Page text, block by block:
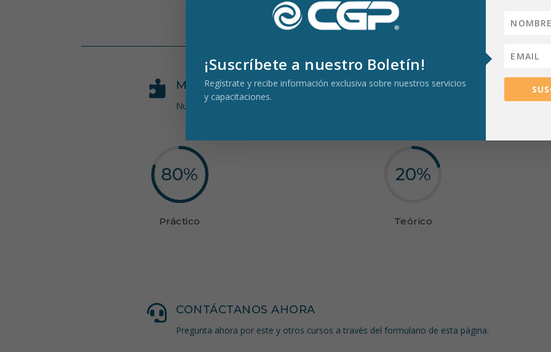
 METODOLOGÍA EN CADA CAPACITACIÓN
Nuestra metodología prioriza la práctica sobre la teoría,
80%
Práctico
20%
Teórico
 CONTÁCTANOS AHORA
Pregunta ahora por este y otros cursos a través del formulario de esta página.
¡Suscríbete a nuestro Boletín!
Regístrate y recibe información exclusiva sobre nuestros servicios
y capacitaciones.